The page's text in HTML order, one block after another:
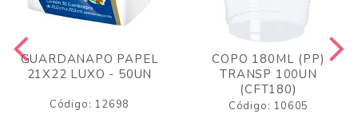
GUARDANAPO PAPEL
21X22 LUXO - 50UN
Código: 12698
COPO 180ML (PP)
TRANSP 100UN
(CFT180)
Código: 10605